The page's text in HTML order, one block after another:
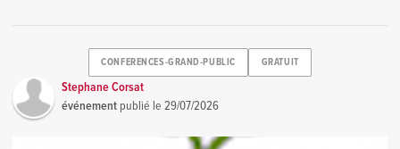
CONFERENCES-GRAND-PUBLIC GRATUIT
Stephane Corsat
événement publié le29/07/2026